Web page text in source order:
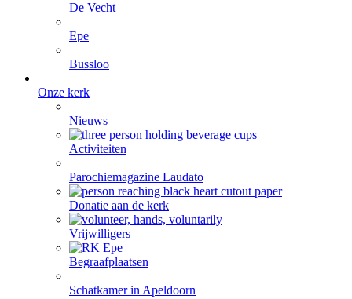
De Vecht
Epe
Bussloo
Onze kerk
Nieuws
Activiteiten
Parochiemagazine Laudato
Donatie aan de kerk
Vrijwilligers
Begraafplaatsen
Schatkamer in Apeldoorn